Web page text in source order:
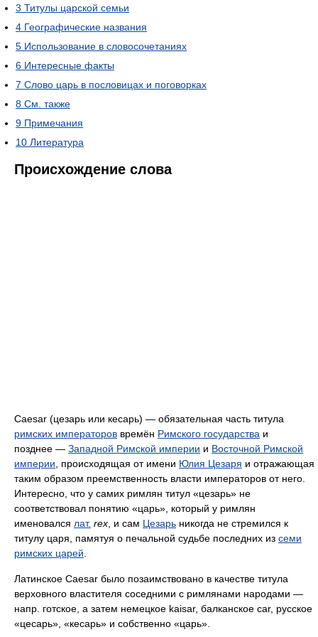
3 Титулы царской семьи
4 Географические названия
5 Использование в словосочетаниях
6 Интересные факты
7 Слово царь в пословицах и поговорках
8 См. также
9 Примечания
10 Литература
Происхождение слова
Caesar (цезарь или кесарь) — обязательная часть титула
римских императоров времён Римского государства и
позднее — Западной Римской империи и Восточной Римской
империи , происходящая от имени Юлия Цезаря и отражающая
таким образом преемственность власти императоров от него.
Интересно, что у самих римлян титул «цезарь» не
соответствовал понятию «царь», который у римлян
именовался лат. rex , и сам Цезарь никогда не стремился к
титулу царя, памятуя о печальной судьбе последних из семи
римских царей
Латинское Caesar было позаимствовано в качестве титула
верховного властителя соседними с римлянами народами —
напр. готское, а затем немецкое kaisar, балканское car, русское
«цесарь», «кесарь» и собственно «царь».